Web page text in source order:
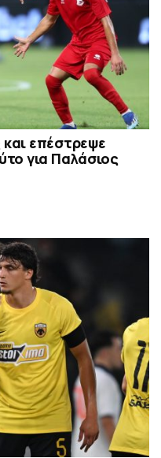
επέστρεψε
για Παλάσιος